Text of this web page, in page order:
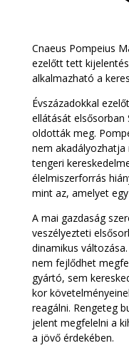
Cnaeus Pompeius
ezelőtt tett
alkalmazható a
Évszázadokkal
ellátását elsősorban
oldották meg.
nem
tengeri
élelmiszerforrás
mint az, amelyet
A mai gazdaság
veszélyezteti
dinamikus
nem fejlődhet
gyártó, sem
kor
reagálni. Rengeteg
jelent megfelelni a
a jövő érdekében.